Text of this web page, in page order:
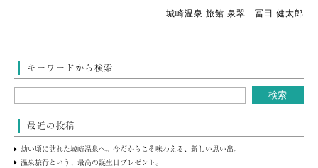
城崎温泉 旅館 泉翠 冨田 健太郎
キーワードから検索
最近の投稿
幼い頃に訪れた城崎温泉へ。今だからこそ味わえる、新しい思い出。
温泉旅行という、最高の誕生日プレゼント。